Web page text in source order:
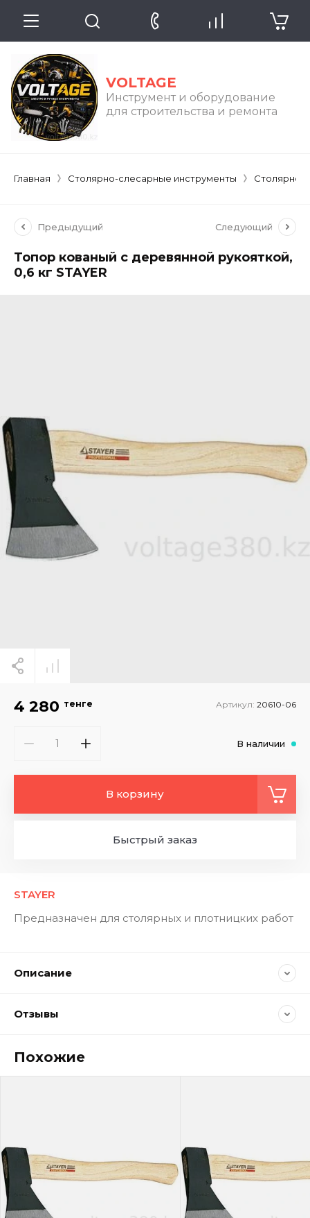
VOLTAGE
Инструмент и оборудование
для строительства и ремонта
Главная Столярно-слесарные инструменты Столярно-
Предыдущий Следующий
Топор кованый с деревянной рукояткой,
0,6 кг STAYER
STAYER
Предназначен для столярных и плотницких работ
4 280 тенге Артикул: 20610-06
В наличии
В корзину
Быстрый заказ
Описание
Отзывы
Похожие